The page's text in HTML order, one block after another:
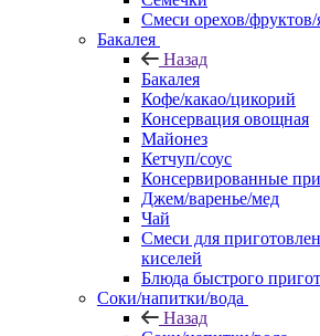
Смеси орехов/фруктов/
Бакалея
Назад
Бакалея
Кофе/какао/цикорий
Консервация овощная
Майонез
Кетчуп/соус
Консервированные
Джем/варенье/мед
Чай
Смеси для
киселей
Блюда быстрого
Соки/напитки/вода
Назад